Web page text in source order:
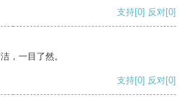
支持[0] 反对[0]
，一目了然。
支持[0] 反对[0]